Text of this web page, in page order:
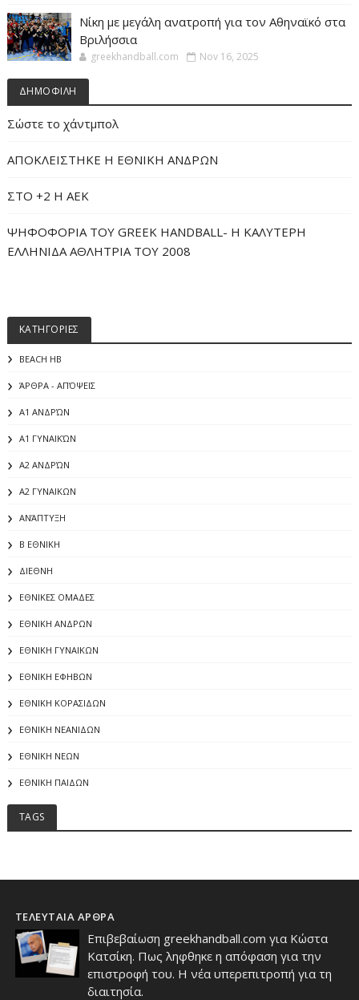
Νίκη με μεγάλη ανατροπή για τον Αθηναϊκό στα
Βριλήσσια
greekhandball.com Nov 16, 2025
ΔΗΜΟΦΙΛΗ
Σώστε το χάντμπολ
ΑΠΟΚΛΕΙΣΤΗΚΕ Η ΕΘΝΙΚΗ ΑΝΔΡΩΝ
ΣΤΟ +2 Η ΑΕΚ
ΨΗΦΟΦΟΡΙΑ ΤΟΥ GREEK HANDBALL- H ΚΑΛΥΤΕΡΗ
ΕΛΛΗΝΙΔΑ ΑΘΛΗΤΡΙΑ ΤΟΥ 2008
ΚΑΤΗΓΟΡΙΕΣ
BEACH HB
ΆΡΘΡΑ - ΑΠΌΨΕΙΣ
Α1 ΑΝΔΡΏΝ
Α1 ΓΥΝΑΙΚΏΝ
Α2 ΑΝΔΡΏΝ
Α2 ΓΥΝΑΙΚΩΝ
ΑΝΆΠΤΥΞΗ
Β ΕΘΝΙΚΗ
ΔΙΕΘΝΗ
ΕΘΝΙΚΕΣ ΟΜΑΔΕΣ
ΕΘΝΙΚΗ ΑΝΔΡΩΝ
ΕΘΝΙΚΗ ΓΥΝΑΙΚΩΝ
ΕΘΝΙΚΗ ΕΦΗΒΩΝ
ΕΘΝΙΚΗ ΚΟΡΑΣΙΔΩΝ
ΕΘΝΙΚΗ ΝΕΑΝΙΔΩΝ
ΕΘΝΙΚΗ ΝΕΩΝ
ΕΘΝΙΚΗ ΠΑΙΔΩΝ
TAGS
ΤΕΛΕΥΤΑΙΑ ΑΡΘΡΑ
Επιβεβαίωση greekhandball.com για Κώστα
Κατσίκη. Πως ληφθηκε η απόφαση για την
επιστροφή του. Η νέα υπερεπιτροπή για τη
διαιτησία.